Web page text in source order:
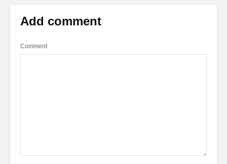
Add comment
Comment